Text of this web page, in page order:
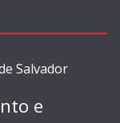
Salvador
e